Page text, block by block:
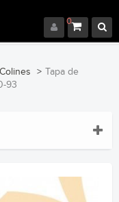
0
Colines > Tapa de
93